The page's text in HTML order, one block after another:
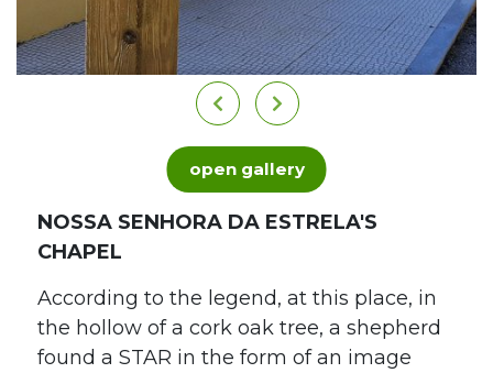
open gallery
NOSSA SENHORA DA ESTRELA'S
CHAPEL
According to the legend, at this place, in
the hollow of a cork oak tree, a shepherd
found a STAR in the form of an image